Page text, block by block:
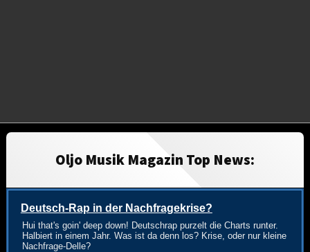
Oljo Musik Magazin Top News:
Deutsch-Rap in der Nachfragekrise?
Hui that's goin' deep down! Deutschrap purzelt die Charts runter.
Halbiert in einem Jahr. Was ist da denn los? Krise, oder nur kleine
Nachfrage-Delle?